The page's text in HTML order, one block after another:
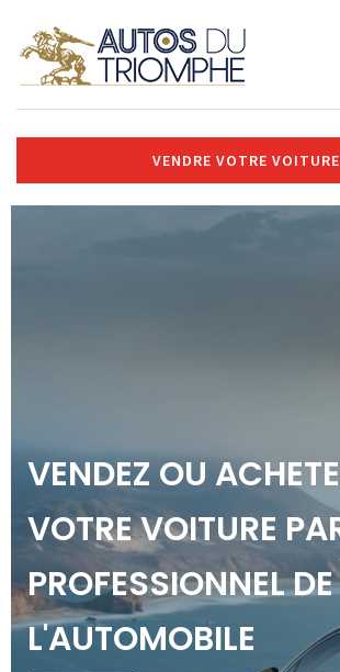
VENDRE VOTRE VOITURE
VENDEZ OU
VOTRE VOITURE
PROFESSIONNEL DE
L'AUTOMOBILE